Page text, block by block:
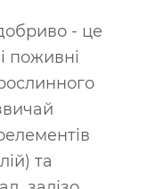
- це
поживні
та